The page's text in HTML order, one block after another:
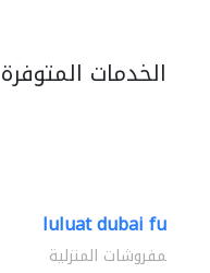
الخدمات
luluat dubai
والمفروشات المنزلية